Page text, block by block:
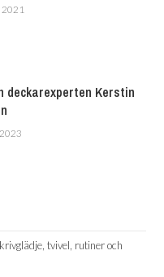
2021
deckarexperten Kerstin
tvivel, rutiner och